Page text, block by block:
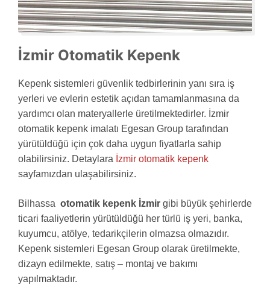
İzmir Otomatik Kepenk
Kepenk sistemleri güvenlik tedbirlerinin yanı sıra iş
yerleri ve evlerin estetik açıdan tamamlanmasına da
yardımcı olan materyallerle üretilmektedirler. İzmir
otomatik kepenk imalatı Egesan Group tarafından
yürütüldüğü için çok daha uygun fiyatlarla sahip
olabilirsiniz. Detaylara İzmir otomatik kepenk
sayfamızdan ulaşabilirsiniz.
Bilhassa otomatik kepenk İzmir gibi büyük şehirlerde
ticari faaliyetlerin yürütüldüğü her türlü iş yeri, banka,
kuyumcu, atölye, tedarikçilerin olmazsa olmazıdır.
Kepenk sistemleri Egesan Group olarak üretilmekte,
dizayn edilmekte, satış – montaj ve bakımı
yapılmaktadır.